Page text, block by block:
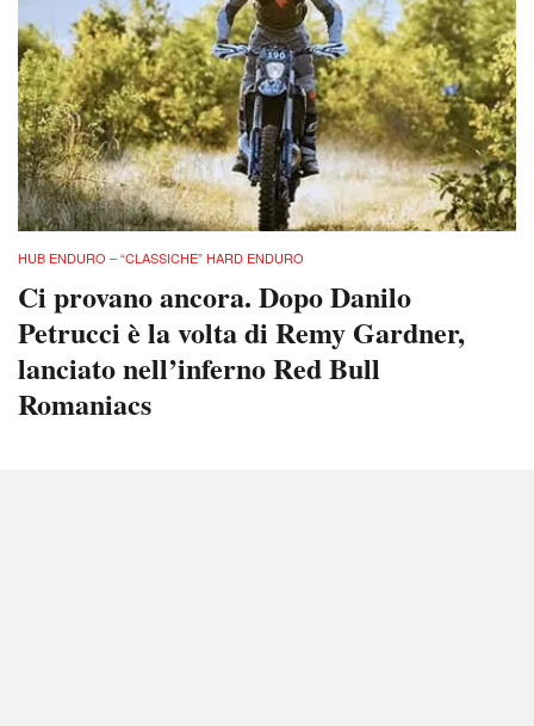
HUB ENDURO – “CLASSICHE” HARD ENDURO
Ci provano ancora. Dopo Danilo
Petrucci è la volta di Remy Gardner,
lanciato nell’inferno Red Bull
Romaniacs